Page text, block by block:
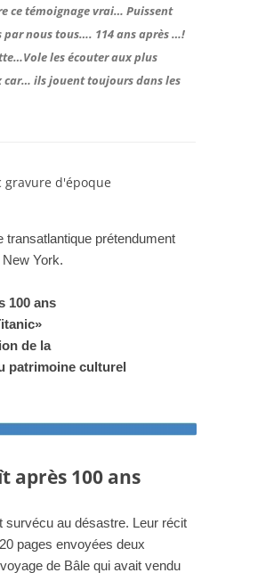
ce témoignage vrai… Puissent
par nous tous…. 114 ans après …!
les écouter aux plus
car… ils jouent toujours dans les
transatlantique prétendument
York.
100 ans
de la
patrimoine culturel
après 100 ans
survécu au désastre. Leur récit
pages envoyées deux
de Bâle qui avait vendu